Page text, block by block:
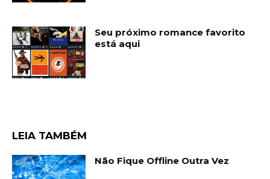
Seu próximo romance favorito
está aqui
LEIA TAMBÉM
Não Fique Offline Outra Vez